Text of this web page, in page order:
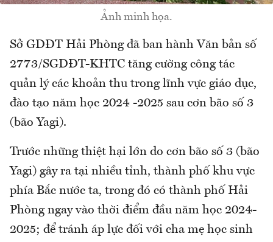
Ảnh minh họa.
Sở GDĐT Hải Phòng đã ban hành Văn bản số
2773/SGDĐT-KHTC tăng cường công tác
quản lý các khoản thu trong lĩnh vực giáo dục,
đào tạo năm học 2024 -2025 sau cơn bão số 3
(bão Yagi).
Trước những thiệt hại lớn do cơn bão số 3 (bão
Yagi) gây ra tại nhiều tỉnh, thành phố khu vực
phía Bắc nước ta, trong đó có thành phố Hải
Phòng ngay vào thời điểm đầu năm học 2024-
2025; để tránh áp lực đối với cha mẹ học sinh